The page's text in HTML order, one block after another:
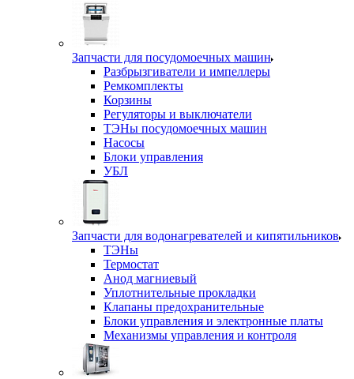
Запчасти для посудомоечных машин
Разбрызгиватели и импеллеры
Ремкомплекты
Корзины
Регуляторы и выключатели
ТЭНы посудомоечных машин
Насосы
Блоки управления
УБЛ
Запчасти для водонагревателей и кипятильников
ТЭНы
Термостат
Анод магниевый
Уплотнительные прокладки
Клапаны предохранительные
Блоки управления и электронные платы
Механизмы управления и контроля